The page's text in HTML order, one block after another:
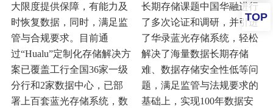
大限度提供保障，有能力及
时恢复数据，同时，满足监
管与合规要求。目前通
过“Hualu”定制化存储解决方
案已覆盖工行全国36家一级
分行和2家数据中心，已部
署上百套蓝光存储系统，数
长期存储课题中国华融进行
了多次论证和调研，并引进
了华录蓝光存储系统，轻松
解决了海量数据长期存储
难、数据存储安全性低等问
题，满足监管与法规要求的
基础上，实现100年数据安
TOP